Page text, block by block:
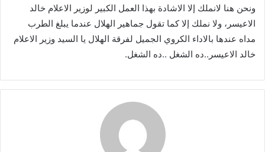
ونحن هنا لانملك إلا الاشادة بهذا العمل الكبير لوزير الاعلام خالد
الاعيسر، ولا نملك إلا كما تقول جماهير الهلال عندما يبلغ الطرب
مداه عندها بالاداء الكروي الجميل لفرقة الهلال يا السيد وزير الاعلام
خالد الاعيسر..ده الشغل ..ده الشغل.